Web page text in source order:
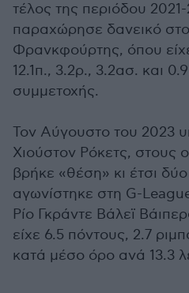
τέλος της περιόδου
παραχώρησε δανεικό
Φρανκφούρτης, όπου
12.1π., 3.2ρ., 3.2ασ. και
συμμετοχής.
Τον Αύγουστο του 2023
Χιούστον Ρόκετς, στους
βρήκε «θέση» κι έτσι
αγωνίστηκε στη G-
Ρίο Γκράντε Βάλεϊ
είχε 6.5 πόντους, 2.7
κατά μέσο όρο ανά 13.3